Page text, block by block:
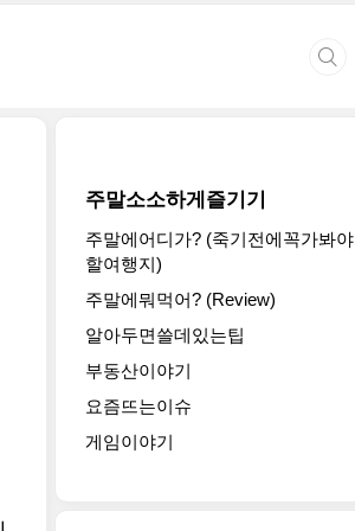
주말소소하게즐기기
주말에어디가? (죽기전에꼭가봐야
할여행지)
주말에뭐먹어? (Review)
알아두면쓸데있는팁
부동산이야기
요즘뜨는이슈
게임이야기